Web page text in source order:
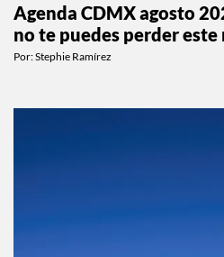
Agenda CDMX agosto
no te puedes perder este
Por:Stephie Ramírez